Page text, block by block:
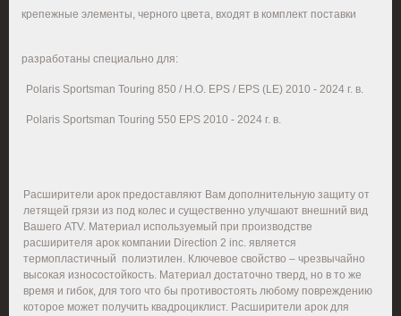
крепежные элементы, черного цвета, входят в комплект поставки
разработаны специально для:
Polaris Sportsman Touring 850 / H.O. EPS / EPS (LE) 2010 - 2024 г. в.
Polaris Sportsman Touring 550 EPS 2010 - 2024 г. в.
Расширители арок предоставляют Вам дополнительную защиту от
летящей грязи из под колес и существенно улучшают внешний вид
Вашего ATV. Материал используемый при производстве
расширителя арок компании Direction 2 inc. является
термопластичный полиэтилен. Ключевое свойство – чрезвычайно
высокая износостойкость. Материал достаточно тверд, но в то же
время и гибок, для того что бы противостоять любому повреждению
которое может получить квадроциклист. Расширители арок для